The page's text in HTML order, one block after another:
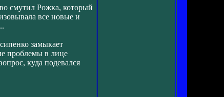
смутил Рожка, который
все новые и
замыкает
проблемы в лице
куда подевался